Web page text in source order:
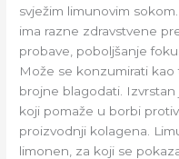
svježim limunovim
ima razne zdravstvene
probave, poboljšanje
Može se konzumirati
brojne blagodati. Izvrstan
koji pomaže u borbi
proizvodnji kolagena.
limonen, za koji se